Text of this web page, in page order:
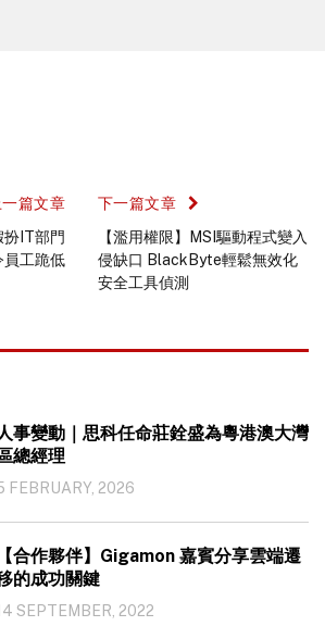
篇文章
扮IT部門
員工跪低
下一篇文章
【濫用權限】MSI驅動程式變入
侵缺口 BlackByte輕鬆無效化
安全工具偵測
事變動｜思科任命莊銓盛為粵港澳大灣
總經理
FEBRUARY, 2026
【合作夥伴】Gigamon 嘉賓分享雲端遷
的成功關鍵
SEPTEMBER, 2022